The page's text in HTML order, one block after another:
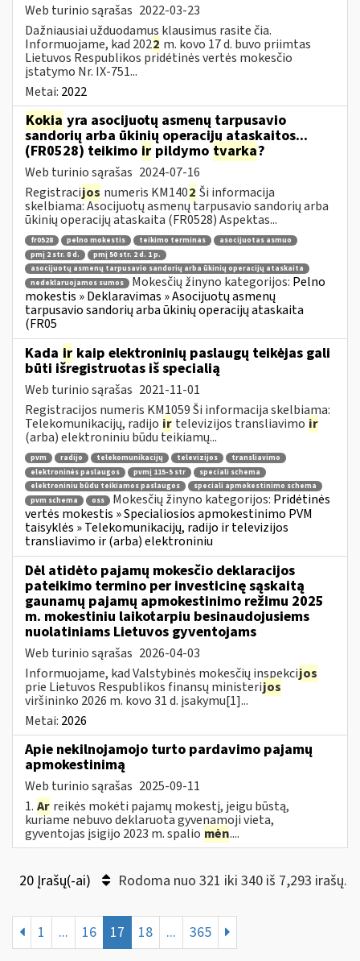
Web turinio sąrašas 2022-03-23
Dažniausiai užduodamus klausimus rasite čia.
Informuojame, kad 2022 m. kovo 17 d. buvo priimtas
Lietuvos Respublikos pridėtinės vertės mokesčio
įstatymo Nr. IX-751...
Metai: 2022
Kokia yra asocijuotų asmenų tarpusavio
sandorių arba ūkinių operacijų ataskaitos...
(FR0528) teikimo ir pildymo tvarka?
Web turinio sąrašas 2024-07-16
Registracijos numeris KM1402 Ši informacija
skelbiama: Asocijuotų asmenų tarpusavio sandorių arba
ūkinių operacijų ataskaita (FR0528) Aspektas...
fr0528 pelno mokestis teikimo terminas
asocijuotas asmuo
pmį 2 str. 8 d.
pmį 50 str. 2 d. 1 p.
asocijuotų asmenų tarpusavio sandorių arba ūkinių operacijų ataskaita
nedeklaruojamos sumos
Mokesčių žinyno kategorijos: Pelno
mokestis » Deklaravimas » Asocijuotų asmenų
tarpusavio sandorių arba ūkinių operacijų ataskaita
(FR05
Kada ir kaip elektroninių paslaugų teikėjas gali
būti išregistruotas iš specialią
Web turinio sąrašas 2021-11-01
Registracijos numeris KM1059 Ši informacija skelbiama:
Telekomunikacijų, radijo ir televizijos transliavimo ir
(arba) elektroniniu būdu teikiamų...
pvm radijo telekomunikacijų televizijos
transliavimo
elektroninės paslaugos
pvmį 115-5 str
speciali schema
elektroniniu būdu teikiamos paslaugos
speciali apmokestinimo schema
pvm schema
oss Mokesčių žinyno kategorijos: Pridėtinės
vertės mokestis » Specialiosios apmokestinimo PVM
taisyklės » Telekomunikacijų, radijo ir televizijos
transliavimo ir (arba) elektroniniu
Dėl atidėto pajamų mokesčio deklaracijos
pateikimo termino per investicinę sąskaitą
gaunamų pajamų apmokestinimo režimu 2025
m. mokestiniu laikotarpiu besinaudojusiems
nuolatiniams Lietuvos gyventojams
Web turinio sąrašas 2026-04-03
Informuojame, kad Valstybinės mokesčių inspekcijos
prie Lietuvos Respublikos finansų ministerijos
viršininko 2026 m. kovo 31 d. įsakymu[1]...
Metai: 2026
Apie nekilnojamojo turto pardavimo pajamų
apmokestinimą
Web turinio sąrašas 2025-09-11
1. Ar reikės mokėti pajamų mokestį, jeigu būstą,
kuriame nebuvo deklaruota gyvenamoji vieta,
gyventojas įsigijo 2023 m. spalio mėn....
20 Įrašų(-ai) Rodoma nuo 321 iki 340 iš 7,293 irašų.
1 ... 16 17 18 ... 365